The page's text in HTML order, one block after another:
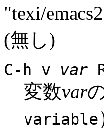
"texi/
(無し)
C-h v var
変数var
variable